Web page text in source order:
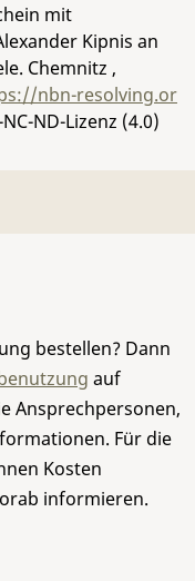
mit
Kipnis an
Chemnitz ,
nbn-resolving.or
NC-ND-Lizenz (4.0)
bestellen? Dann
auf
Ansprechpersonen,
Für die
Kosten
informieren.